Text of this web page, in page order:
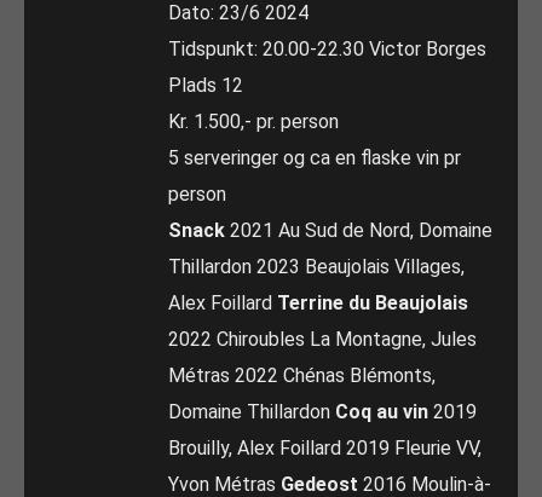
Dato: 23/6 2024
Tidspunkt: 20.00-22.30 Victor Borges
Plads 12
Kr. 1.500,- pr. person
5 serveringer og ca en flaske vin pr
person
Snack 2021 Au Sud de Nord, Domaine
Thillardon 2023 Beaujolais Villages,
Alex Foillard Terrine du Beaujolais
2022 Chiroubles La Montagne, Jules
Métras 2022 Chénas Blémonts,
Domaine Thillardon Coq au vin 2019
Brouilly, Alex Foillard 2019 Fleurie VV,
Yvon Métras Gedeost 2016 Moulin-à-